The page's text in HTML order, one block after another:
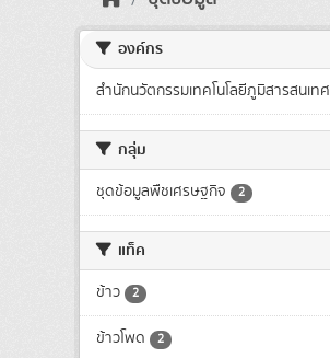
องค์กร
สำนักนวัตกรรมเทคโนโลยีภูมิสารสนเทศ
กลุ่ม
ชุดข้อมูลพืชเศรษฐกิจ 2
แท็ค
ข้าว 2
ข้าวโพด 2